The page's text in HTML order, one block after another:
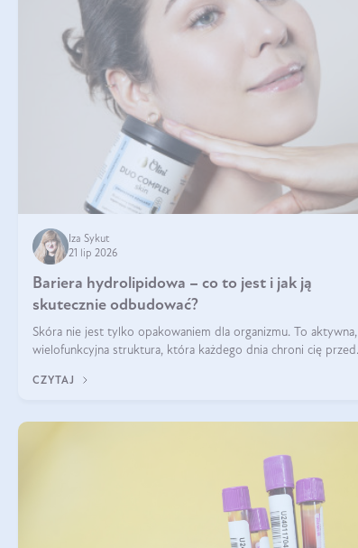
Iza Sykut
21 lip 2026
Bariera hydrolipidowa – co to jest i jak ją
skutecznie odbudować?
Skóra nie jest tylko opakowaniem dla organizmu. To aktywna,
wielofunkcyjna struktura, która każdego dnia chroni cię przed
środowiskowymi. Jednym z jej kluczowych elementów jest
CZYTAJ